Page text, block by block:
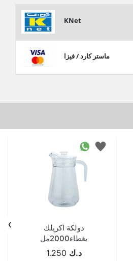
KNet
ماستر كارد / فيزا
دولكة اكريلك
بغطاء2000مل
B9162Aد.ك 1.250
›